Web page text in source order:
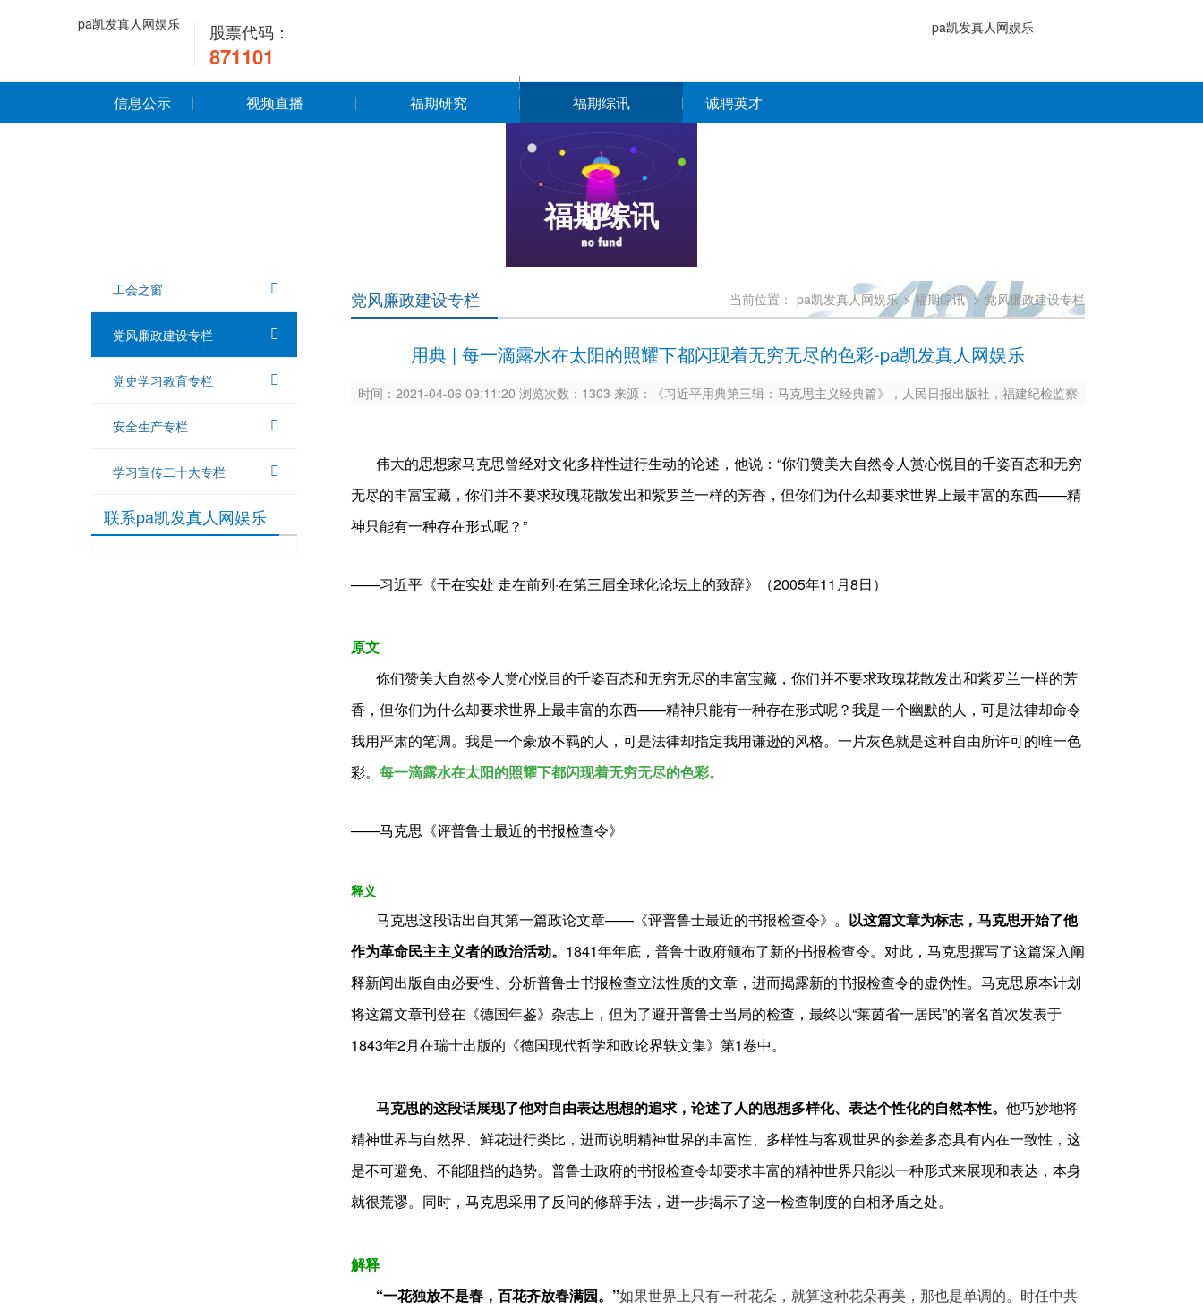
pa凯发真人网娱乐 股票代码：
871101
pa凯发真人网娱乐
信息公示 视频直播 福期研究 福期综讯 诚聘英才
福期综讯
工会之窗
党风廉政建设专栏
党史学习教育专栏
安全生产专栏
学习宣传二十大专栏
联系pa凯发真人网娱乐
党风廉政建设专栏 当前位置： pa凯发真人网娱乐 > 福期综讯 > 党风廉政建设专栏
用典 | 每一滴露水在太阳的照耀下都闪现着无穷无尽的色彩-pa凯发真人网娱乐
时间：2021-04-06 09:11:20 浏览次数：1303 来源：《习近平用典第三辑：马克思主义经典篇》，人民日报出版社，福建纪检监察
伟大的思想家马克思曾经对文化多样性进行生动的论述，他说：“你们赞美大自然令人赏心悦目的千姿百态和无穷
无尽的丰富宝藏，你们并不要求玫瑰花散发出和紫罗兰一样的芳香，但你们为什么却要求世界上最丰富的东西——精
神只能有一种存在形式呢？”
——习近平《干在实处 走在前列·在第三届全球化论坛上的致辞》（2005年11月8日）
原文
你们赞美大自然令人赏心悦目的千姿百态和无穷无尽的丰富宝藏，你们并不要求玫瑰花散发出和紫罗兰一样的芳
香，但你们为什么却要求世界上最丰富的东西——精神只能有一种存在形式呢？我是一个幽默的人，可是法律却命令
我用严肃的笔调。我是一个豪放不羁的人，可是法律却指定我用谦逊的风格。一片灰色就是这种自由所许可的唯一色
彩。 每一滴露水在太阳的照耀下都闪现着无穷无尽的色彩。
——马克思《评普鲁士最近的书报检查令》
释义
马克思这段话出自其第一篇政论文章——《评普鲁士最近的书报检查令》。 以这篇文章为标志，马克思开始了他
作为革命民主主义者的政治活动。 1841年年底，普鲁士政府颁布了新的书报检查令。对此，马克思撰写了这篇深入阐
释新闻出版自由必要性、分析普鲁士书报检查立法性质的文章，进而揭露新的书报检查令的虚伪性。马克思原本计划
将这篇文章刊登在《德国年鉴》杂志上，但为了避开普鲁士当局的检查，最终以“莱茵省一居民”的署名首次发表于
1843年2月在瑞士出版的《德国现代哲学和政论界轶文集》第1卷中。
马克思的这段话展现了他对自由表达思想的追求，论述了人的思想多样化、表达个性化的自然本性。 他巧妙地将
精神世界与自然界、鲜花进行类比，进而说明精神世界的丰富性、多样性与客观世界的参差多态具有内在一致性，这
是不可避免、不能阻挡的趋势。普鲁士政府的书报检查令却要求丰富的精神世界只能以一种形式来展现和表达，本身
就很荒谬。同时，马克思采用了反问的修辞手法，进一步揭示了这一检查制度的自相矛盾之处。
解释
“一花独放不是春，百花齐放春满园。”如果世界上只有一种花朵，就算这种花朵再美，那也是单调的。时任中共